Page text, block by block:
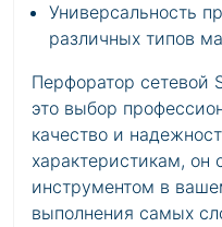
Универсальность
различных типов
Перфоратор сетевой
это выбор
качество и
характеристикам,
инструментом в
выполнения самых